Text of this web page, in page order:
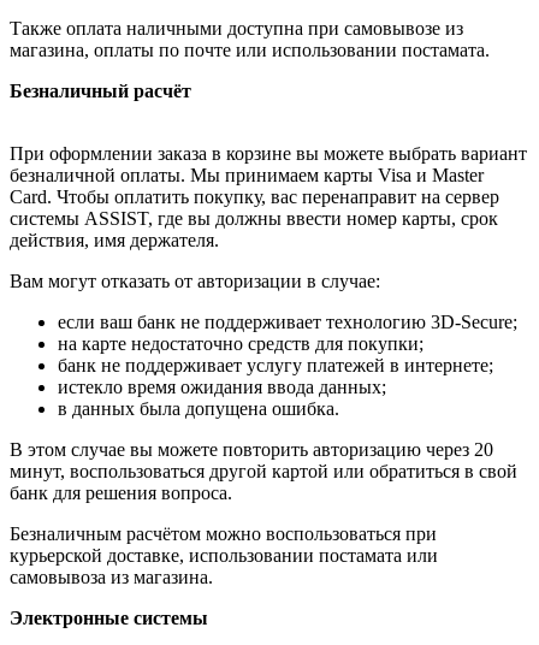
Также оплата наличными доступна при самовывозе из
магазина, оплаты по почте или использовании постамата.
Безналичный расчёт
При оформлении заказа в корзине вы можете выбрать вариант
безналичной оплаты. Мы принимаем карты Visa и Master
Card. Чтобы оплатить покупку, вас перенаправит на сервер
системы ASSIST, где вы должны ввести номер карты, срок
действия, имя держателя.
Вам могут отказать от авторизации в случае:
если ваш банк не поддерживает технологию 3D-Secure;
на карте недостаточно средств для покупки;
банк не поддерживает услугу платежей в интернете;
истекло время ожидания ввода данных;
в данных была допущена ошибка.
В этом случае вы можете повторить авторизацию через 20
минут, воспользоваться другой картой или обратиться в свой
банк для решения вопроса.
Безналичным расчётом можно воспользоваться при
курьерской доставке, использовании постамата или
самовывоза из магазина.
Электронные системы